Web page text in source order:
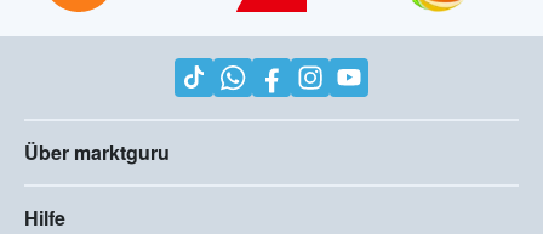
Über marktguru
Hilfe